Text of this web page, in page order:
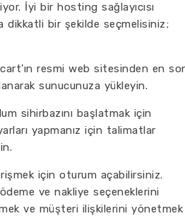
İyi bir hosting sağlayıcısı
dikkatli bir şekilde seçmelisiniz;
resmi web sitesinden en
sunucunuza yükleyin.
sihirbazını başlatmak için
yapmanız için talimatlar
için oturum açabilirsiniz.
ve nakliye seçeneklerini
ve müşteri ilişkilerini yönetmek